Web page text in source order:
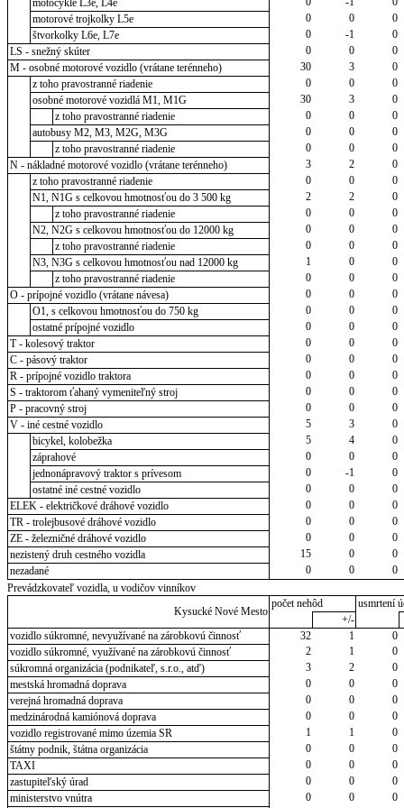
motocykle L3e, L4e
motorové trojkolky L5e
0 0
0
štvorkolky L6e, L7e
0 -1
0
LS - snežný skúter
0 0
0
M - osobné motorové vozidlo (vrátane terénneho)
30 3
0
z toho pravostranné riadenie
0 0
0
osobné motorové vozidlá M1, M1G
30 3
0
z toho pravostranné riadenie
0 0
0
autobusy M2, M3, M2G, M3G
0 0
0
z toho pravostranné riadenie
0 0
0
N - nákladné motorové vozidlo (vrátane terénneho)
3 2
0
z toho pravostranné riadenie
0 0
0
N1, N1G s celkovou hmotnosťou do 3 500 kg
2 2
0
z toho pravostranné riadenie
0 0
0
N2, N2G s celkovou hmotnosťou do 12000 kg
0 0
0
z toho pravostranné riadenie
0 0
0
N3, N3G s celkovou hmotnosťou nad 12000 kg
1 0
0
z toho pravostranné riadenie
0 0
0
O - prípojné vozidlo (vrátane návesa)
0 0
0
O1, s celkovou hmotnosťou do 750 kg
0 0
0
ostatné prípojné vozidlo
0 0
0
T - kolesový traktor
0 0
0
C - pásový traktor
0 0
0
R - prípojné vozidlo traktora
0 0
0
S - traktorom ťahaný vymeniteľný stroj
0 0
0
P - pracovný stroj
0 0
0
V - iné cestné vozidlo
5 3
0
bicykel, kolobežka
5 4
0
záprahové
0 0
0
jednonápravový traktor s prívesom
0 -1
0
ostatné iné cestné vozidlo
0 0
0
ELEK - električkové dráhové vozidlo
0 0
0
TR - trolejbusové dráhové vozidlo
0 0
0
ZE - železničné dráhové vozidlo
0 0
0
nezistený druh cestného vozidla
15 0
0
nezadané
0 0
0
Prevádzkovateľ vozidla, u vodičov vinníkov
Kysucké Nové Mesto
počet nehôd
usmrtení
+/-
vozidlo súkromné, nevyužívané na zárobkovú činnosť
32 1
0
vozidlo súkromné, využívané na zárobkovú činnosť
2 1
0
súkromná organizácia (podnikateľ, s.r.o., atď)
3 2
0
mestská hromadná doprava
0 0
0
verejná hromadná doprava
0 0
0
medzinárodná kamiónová doprava
0 0
0
vozidlo registrované mimo územia SR
1 1
0
štátny podnik, štátna organizácia
0 0
0
TAXI
0 0
0
zastupiteľský úrad
0 0
0
ministerstvo vnútra
0 0
0